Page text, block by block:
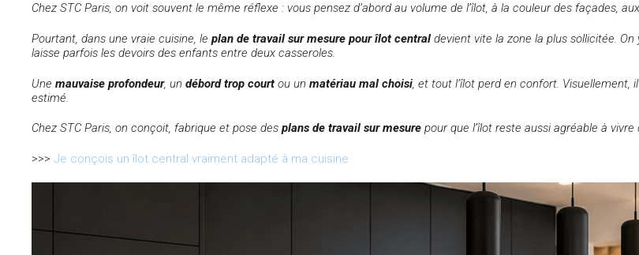
Chez STC Paris, on voit souvent le même réflexe : vous pensez d’abord au volume de l’îlot, à la couleur des façades,
Pourtant, dans une vraie cuisine, le plan de travail sur mesure pour îlot central devient vite la zone la plus sollicitée.
laisse parfois les devoirs des enfants entre deux casseroles.
Une mauvaise profondeur, un débord trop courtou un matériau mal choisi , et tout l’îlot perd en confort.
estimé.
Chez STC Paris, on conçoit, fabrique et pose des plans de travail sur mesure pour que l’îlot reste aussi agréable à vivre
>>> Je conçois un îlot central vraiment adapté à ma cuisine